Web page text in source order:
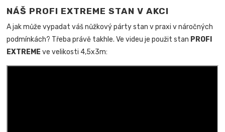
NÁŠ PROFI EXTREME STAN V AKCI
A jak může vypadat váš nůžkový párty stan v praxi v náročných
podmínkách? Třeba právě takhle. Ve videu je použit stan PROFI
EXTREME ve velikosti 4,5x3m: